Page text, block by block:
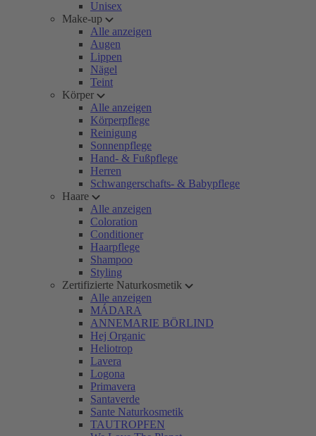
Unisex
Make-up
Alle anzeigen
Augen
Lippen
Nägel
Teint
Körper
Alle anzeigen
Körperpflege
Reinigung
Sonnenpflege
Hand- & Fußpflege
Herren
Schwangerschafts- & Babypflege
Haare
Alle anzeigen
Coloration
Conditioner
Haarpflege
Shampoo
Styling
Zertifizierte Naturkosmetik
Alle anzeigen
MÁDARA
ANNEMARIE BÖRLIND
Hej Organic
Heliotrop
Lavera
Logona
Primavera
Santaverde
Sante Naturkosmetik
TAUTROPFEN